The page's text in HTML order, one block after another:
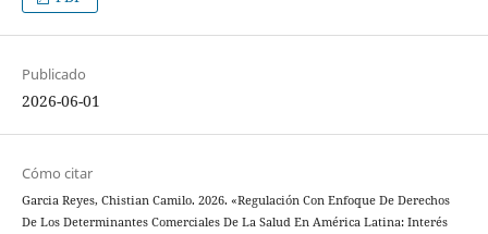
Publicado
2026-06-01
Cómo citar
Garcia Reyes, Chistian Camilo. 2026. «Regulación Con Enfoque De Derechos
De Los Determinantes Comerciales De La Salud En América Latina: Interés